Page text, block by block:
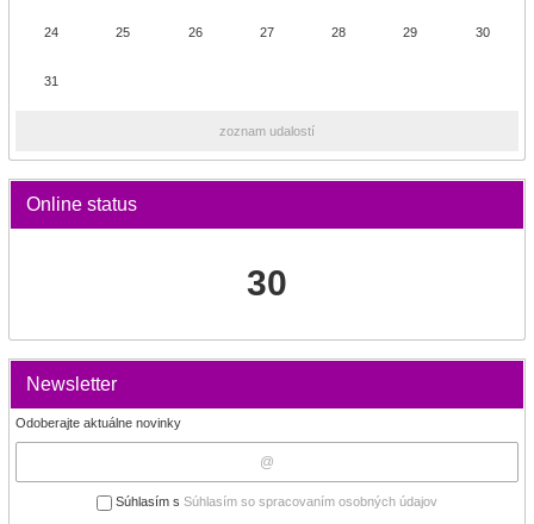
24 25 26 27 28 29 30
31
zoznam udalostí
Online status
30
Newsletter
Odoberajte aktuálne novinky
Súhlasím s Súhlasím so spracovaním osobných údajov